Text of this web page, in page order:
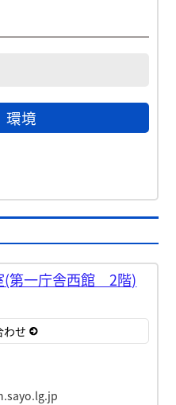
環境
第一庁舎西館 2階)
わせ